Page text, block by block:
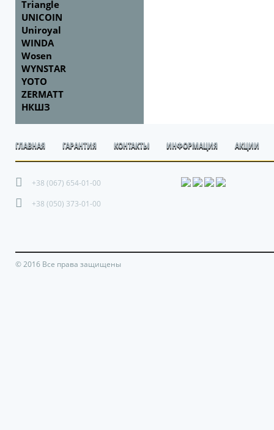
Triangle
UNICOIN
Uniroyal
WINDA
Wosen
WYNSTAR
YOTO
ZERMATT
НКШЗ
ГЛАВНАЯ ГАРАНТИЯ КОНТАКТЫ ИНФОРМАЦИЯ АКЦИИ
+38 (067) 654-01-00
+38 (050) 373-01-00
© 2016 Все права защищены